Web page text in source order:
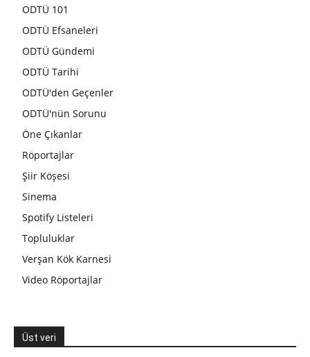
ODTÜ 101
ODTÜ Efsaneleri
ODTÜ Gündemi
ODTÜ Tarihi
ODTÜ'den Geçenler
ODTÜ'nün Sorunu
Öne Çıkanlar
Röportajlar
Şiir Köşesi
Sinema
Spotify Listeleri
Topluluklar
Verşan Kök Karnesi
Video Röportajlar
Üst veri